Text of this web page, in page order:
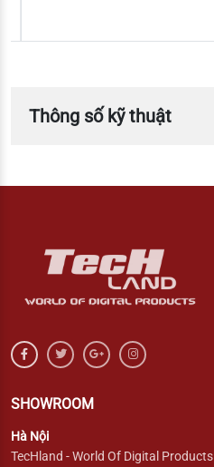
Thông số kỹ thuật
SHOWROOM
Hà Nội
TecHland - World Of Digital Products